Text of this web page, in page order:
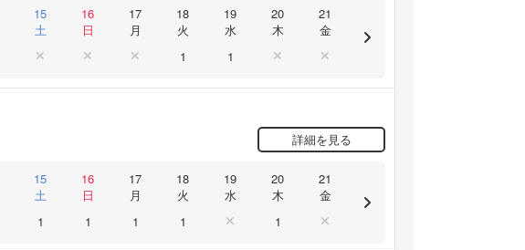
15
土
16
日
17
月
18
火
19
水
20
木
21
金
1 1
詳細を見る
15
土
16
日
17
月
18
火
19
水
20
木
21
金
1 1 1 1 1